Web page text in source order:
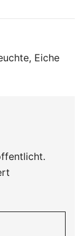
Eiche